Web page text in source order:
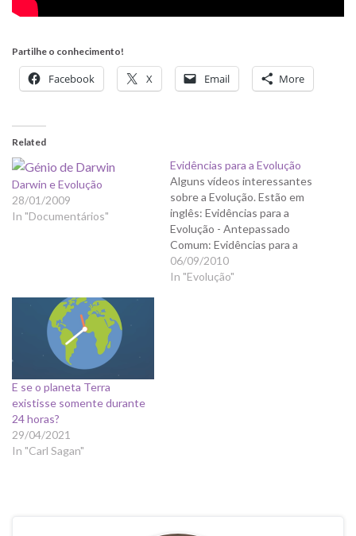
Partilhe o conhecimento!
Facebook X Email More
Related
Darwin e Evolução
28/01/2009
In "Documentários"
Evidências para a Evolução
Alguns vídeos interessantes
sobre a Evolução. Estão em
inglês: Evidências para a
Evolução - Antepassado
Comum: Evidências para a
Evolução - Cromossomas:
Evidências para a Evolução -
06/09/2010
In "Evolução"
E se o planeta Terra
existisse somente durante
24 horas?
29/04/2021
In "Carl Sagan"